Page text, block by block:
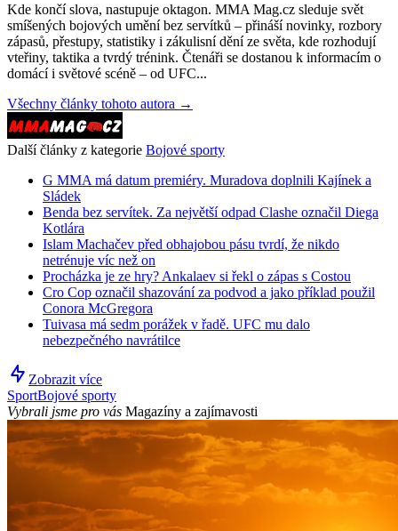
Kde končí slova, nastupuje oktagon. MMA Mag.cz sleduje svět
smíšených bojových umění bez servítků – přináší novinky, rozbory
zápasů, přestupy, statistiky i zákulisní dění ze světa, kde rozhodují
vteřiny, taktika a tvrdý trénink. Čtenáři se dostanou k informacím o
domácí i světové scéně – od UFC...
Všechny články tohoto autora →
Další články z kategorie Bojové sporty
G MMA má datum premiéry. Muradova doplnili Kajínek a
Sládek
Benda bez servítek. Za největší odpad Clashe označil Diega
Kotlára
Islam Machačev před obhajobou pásu tvrdí, že nikdo
netrénuje víc než on
Procházka je ze hry? Ankalaev si řekl o zápas s Costou
Cro Cop označil shazování za podvod a jako příklad použil
Conora McGregora
Tuivasa má sedm porážek v řadě. UFC mu dalo
nebezpečného navrátilce
Zobrazit více
SportBojové sporty
Vybrali jsme pro vás Magazíny a zajímavosti